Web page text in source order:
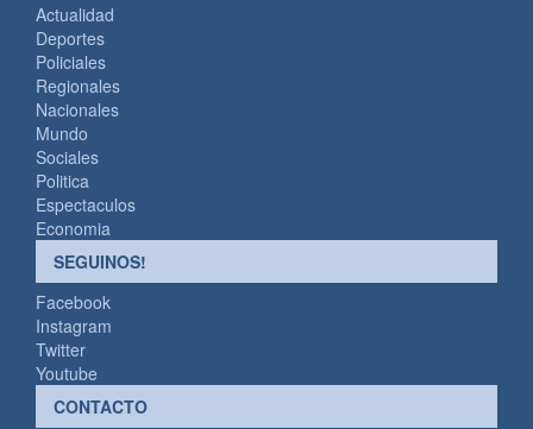
Actualidad
Deportes
Policiales
Regionales
Nacionales
Mundo
Sociales
Politica
Espectaculos
Economia
SEGUINOS!
Facebook
Instagram
Twitter
Youtube
CONTACTO